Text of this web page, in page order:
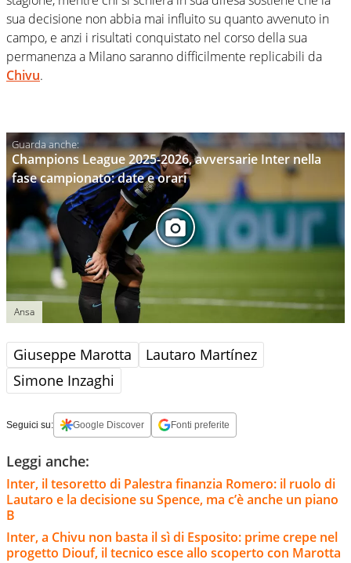
sua decisione non abbia mai influito su quanto avvenuto in
campo, e anzi i risultati conquistato nel corso della sua
permanenza a Milano saranno difficilmente replicabili da
Chivu.
Champions League 2025-2026, avversarie Inter nella
fase campionato: date e orari
Ansa
Giuseppe Marotta
Lautaro Martínez
Simone Inzaghi
Seguici su: Google Discover Fonti preferite
Leggi anche:
Inter, il tesoretto di Palestra finanzia Romero: il ruolo di
Lautaro e la decisione su Spence, ma c’è anche un piano
B
Inter, a Chivu non basta il sì di Esposito: prime crepe nel
progetto Diouf, il tecnico esce allo scoperto con Marotta